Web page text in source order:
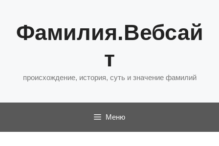
содержимому
Фамилия.Вебсай
т
происхождение, история, суть и значение фамилий
Меню